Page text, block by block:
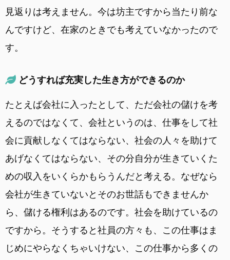
見返りは考えません。今は坊主ですから当たり前な
んですけど、在家のときでも考えていなかったので
す。
どうすれば充実した生き方ができるのか
たとえば会社に入ったとして、ただ会社の儲けを考
えるのではなくて、会社というのは、仕事をして社
会に貢献しなくてはならない、社会の人々を助けて
あげなくてはならない、その分自分が生きていくた
めの収入をいくらかもらうんだと考える。なぜなら
会社が生きていないとそのお世話もできませんか
ら、儲ける権利はあるのです。社会を助けているの
ですから。そうすると社員の方々も、この仕事はま
じめにやらなくちゃいけない、この仕事から多くの